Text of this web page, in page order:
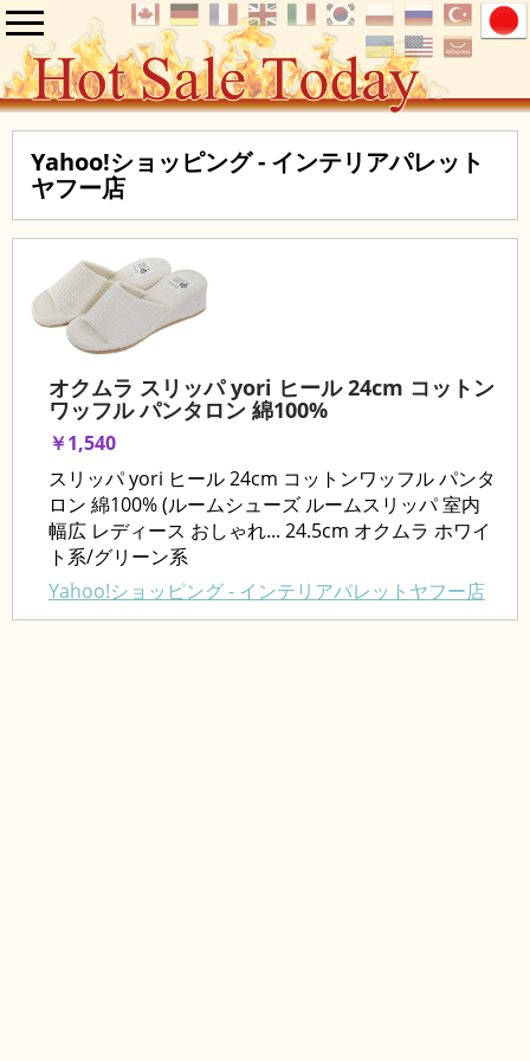
Yahoo!ショッピング - インテリアパレット
ヤフー店
オクムラ スリッパ yori ヒール 24cm コットン
ワッフル パンタロン 綿100%
￥1,540
スリッパ yori ヒール 24cm コットンワッフル パンタ
ロン 綿100% (ルームシューズ ルームスリッパ 室内
幅広 レディース おしゃれ... 24.5cm オクムラ ホワイ
ト系/グリーン系
Yahoo!ショッピング - インテリアパレットヤフー店